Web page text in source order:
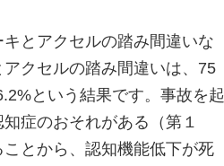
とアクセルの踏み間違いな
クセルの踏み間違いは、75
という結果です。事故を起
症のおそれがある（第１
とから、認知機能低下が死